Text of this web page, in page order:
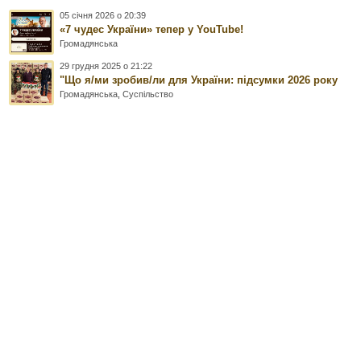
05 січня 2026 о 20:39
«7 чудес України» тепер у YouTube!
Громадянська
29 грудня 2025 о 21:22
"Що я/ми зробив/ли для України: підсумки 2026 року
Громадянська ,Суспільство